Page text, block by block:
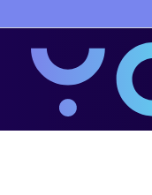
al
contenido